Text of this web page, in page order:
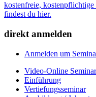
kostenfreie,
findest du hier.
direkt anmelden
Anmelden um
Video-Online Seminar
Einführung
Vertiefungsseminar